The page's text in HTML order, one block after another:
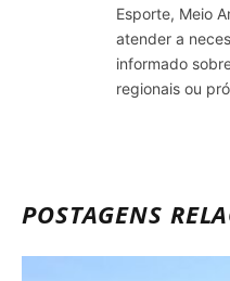
Esporte, Meio
atender a
informado
regionais ou
POSTAGENS